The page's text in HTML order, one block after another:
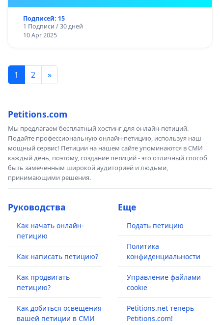
Подписей: 15
1 Подписи / 30 дней
10 Apr 2025
1 2 »
Petitions.com
Мы предлагаем бесплатный хостинг для онлайн-петиций.
Подайте профессиональную онлайн-петицию, используя наш
мощный сервис! Петиции на нашем сайте упоминаются в СМИ
каждый день, поэтому, создание петиций - это отличный способ
быть замеченным широкой аудиторией и людьми,
принимающими решения.
Руководства
Как начать онлайн-
петицию
Как написать петицию?
Как продвигать
петицию?
Как добиться освещения
вашей петиции в СМИ
Еще
Подать петицию
Политика
конфиденциальности
Управление файлами
cookie
Petitions.net теперь
Petitions.com!